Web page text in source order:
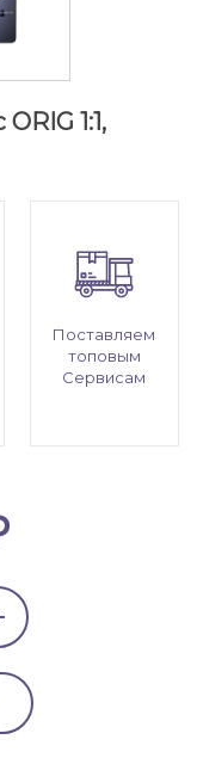
1:1,
Поставляем
топовым
Сервисам